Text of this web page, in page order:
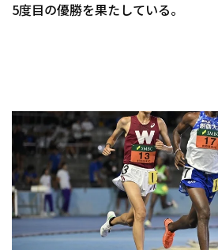
5度目の優勝を果たしている。